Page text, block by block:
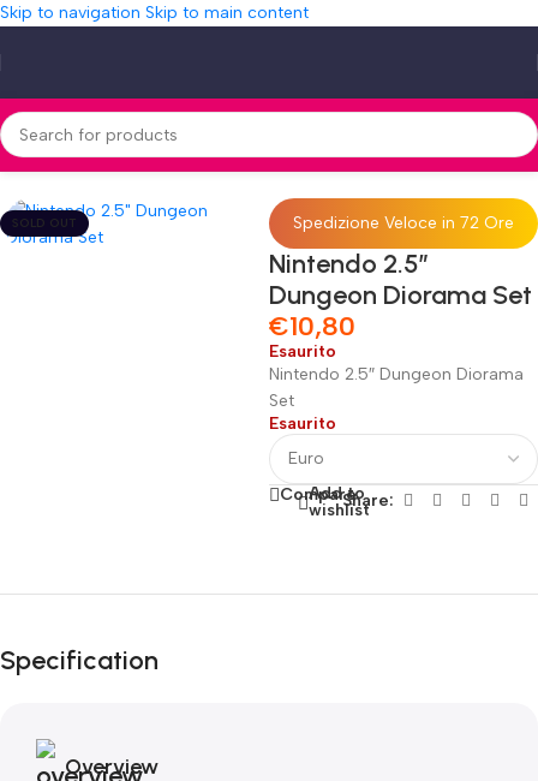
Skip to navigation Skip to main content
Home»Shop»Nintendo 2.5″ Dungeon Diorama Set
SOLD OUT Spedizione Veloce in 72 Ore
Nintendo 2.5″
Dungeon Diorama Set
€10,80
Esaurito
Nintendo 2.5″ Dungeon Diorama
Set
Esaurito
Compare
Add to
wishlistShare:
Fino al 12 Ottobre...
Autunno!
Specification
Overview